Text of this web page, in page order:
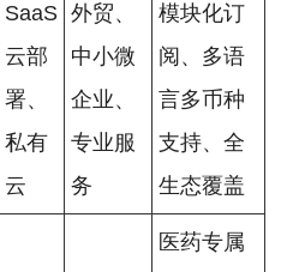
SaaS
云部
署、
私有
云
外贸、
中小微
企业、
专业服
务
模块化订
阅、多语
言多币种
支持、全
生态覆盖
医药专属